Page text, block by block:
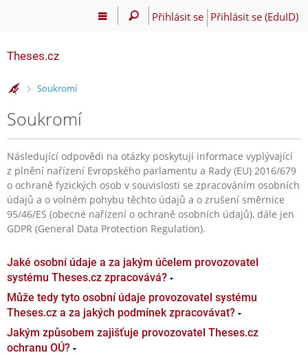
Přihlásit se Přihlásit se (EduID)
Theses.cz
>
Soukromí
Soukromí
Následující odpovědi na otázky poskytují informace vyplývající
z plnění nařízení Evropského parlamentu a Rady (EU) 2016/679
o ochraně fyzických osob v souvislosti se zpracováním osobních
údajů a o volném pohybu těchto údajů a o zrušení směrnice
95/46/ES (obecné nařízení o ochraně osobních údajů), dále jen
GDPR (General Data Protection Regulation).
Jaké osobní údaje a za jakým účelem provozovatel
systému Theses.cz zpracovává?
Může tedy tyto osobní údaje provozovatel systému
Theses.cz a za jakých podmínek zpracovávat?
Jakým způsobem zajišťuje provozovatel Theses.cz
ochranu OÚ?